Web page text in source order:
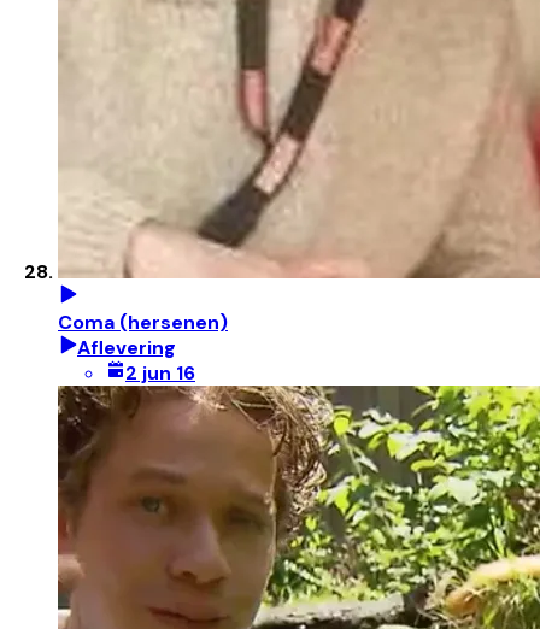
Coma (hersenen)
Aflevering
2 jun 16